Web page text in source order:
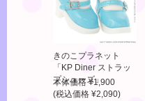
きのこプラネット
「KP Diner ストラッ
プシューズ」
本体価格 ¥1,900
(税込価格 ¥2,090)